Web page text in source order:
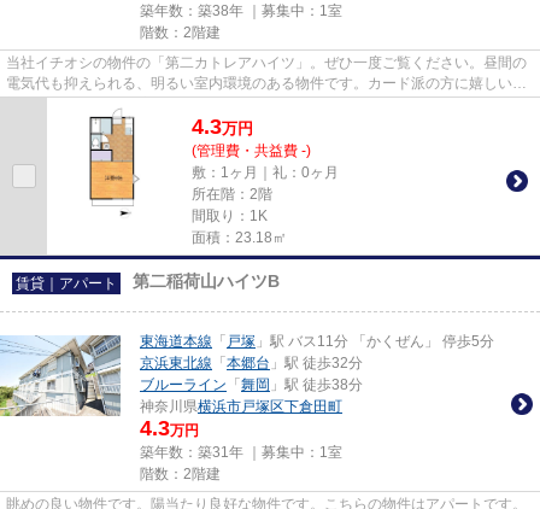
築年数：築38年 ｜募集中： 1室
階数：2階建
当社イチオシの物件の「第二カトレアハイツ」。ぜひ一度ご覧ください。昼間の
電気代も抑えられる、明るい室内環境のある物件です。カード派の方に嬉しい。
4.3万円
(管理費・共益費 -)
敷：1ヶ月｜礼：0ヶ月
所在階：2階
間取り：1K
面積：23.18㎡
賃貸｜アパート 第二稲荷山ハイツB
東海道本線 「 戸塚 」駅 バス11分 「かくぜん」 停歩5分
京浜東北線 「 本郷台 」駅 徒歩32分
ブルーライン 「 舞岡 」駅 徒歩38分
神奈川県横浜市戸塚区下倉田町
4.3万円
築年数：築31年 ｜募集中： 1室
階数：2階建
眺めの良い物件です。陽当たり良好な物件です。こちらの物件はアパートです。